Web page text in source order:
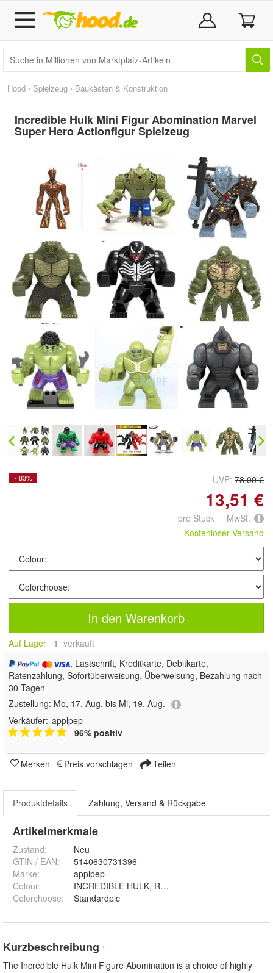
Hood › Spielzeug › Baukästen & Konstruktion
Incredible Hulk Mini Figur Abomination Marvel
Super Hero Actionfigur Spielzeug
Doppelt antippen zum
vergrößern
- 83% UVP: 78,00 €
13,51 €
pro Stuck MwSt.
Kostenloser Versand
In den Warenkorb
Auf Lager 1 verkauft
, Lastschrift, Kreditkarte, Debitkarte,
Ratenzahlung, Sofortüberweisung, Überweisung, Bezahlung nach
30 Tagen
Zustellung: Mo, 17. Aug. bis Mi, 19. Aug.
Verkäufer: applpep
96% positiv
Merken Preis vorschlagen Teilen
Produktdetails Zahlung, Versand & Rückgabe
Artikelmerkmale
Zustand:
Neu
GTIN / EAN:
5140630731396
Marke:
applpep
Colour:
INCREDIBLE HULK, RED HULK, VENOM/
Colorchoose: Standardpic
Kurzbeschreibung *
The Incredible Hulk Mini Figure Abomination is a choice of highly